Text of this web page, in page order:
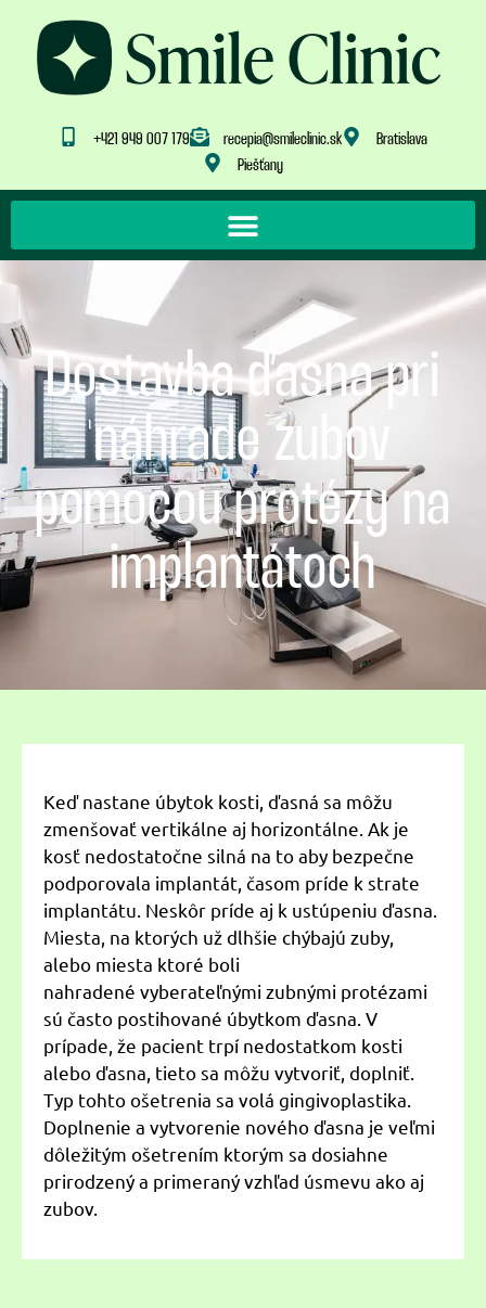
+421 949 007 179 recepia@smileclinic.sk
Bratislava
Piešťany
Dostavba ďasna pri
náhrade zubov
pomocou protézy na
implantátoch
Keď nastane úbytok kosti, ďasná sa môžu
zmenšovať vertikálne aj horizontálne. Ak je
kosť nedostatočne silná na to aby bezpečne
podporovala implantát, časom príde k strate
implantátu. Neskôr príde aj k ustúpeniu ďasna.
Miesta, na ktorých už dlhšie chýbajú zuby,
alebo miesta ktoré boli
nahradené vyberateľnými zubnými protézami
sú často postihované úbytkom ďasna. V
prípade, že pacient trpí nedostatkom kosti
alebo ďasna, tieto sa môžu vytvoriť, doplniť.
Typ tohto ošetrenia sa volá gingivoplastika.
Doplnenie a vytvorenie nového ďasna je veľmi
dôležitým ošetrením ktorým sa dosiahne
prirodzený a primeraný vzhľad úsmevu ako aj
zubov.